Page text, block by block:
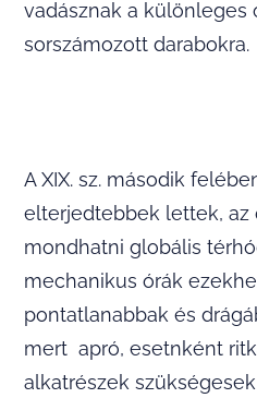
vadásznak a különleges
sorszámozott darabokra.
A XIX. sz. második
elterjedtebbek lettek, az
mondhatni globális
mechanikus órák
pontatlanabbak és
mert apró, esetnként
alkatrészek